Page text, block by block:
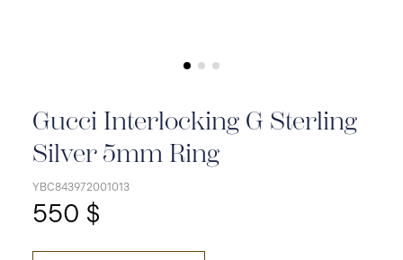
Gucci Interlocking G Sterling
Silver 5mm Ring
YBC843972001013
550 $